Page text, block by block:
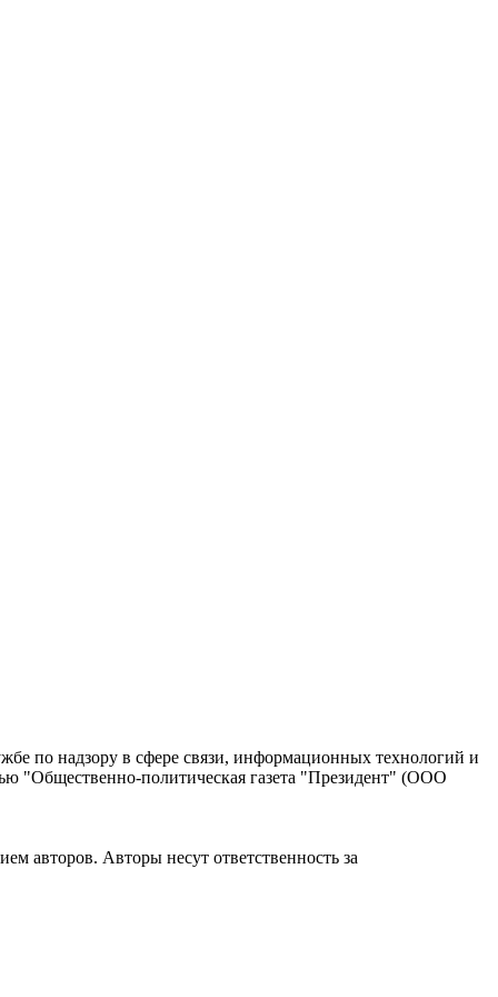
по надзору в сфере связи, информационных технологий и
"Общественно-политическая газета "Президент" (ООО
авторов. Авторы несут ответственность за